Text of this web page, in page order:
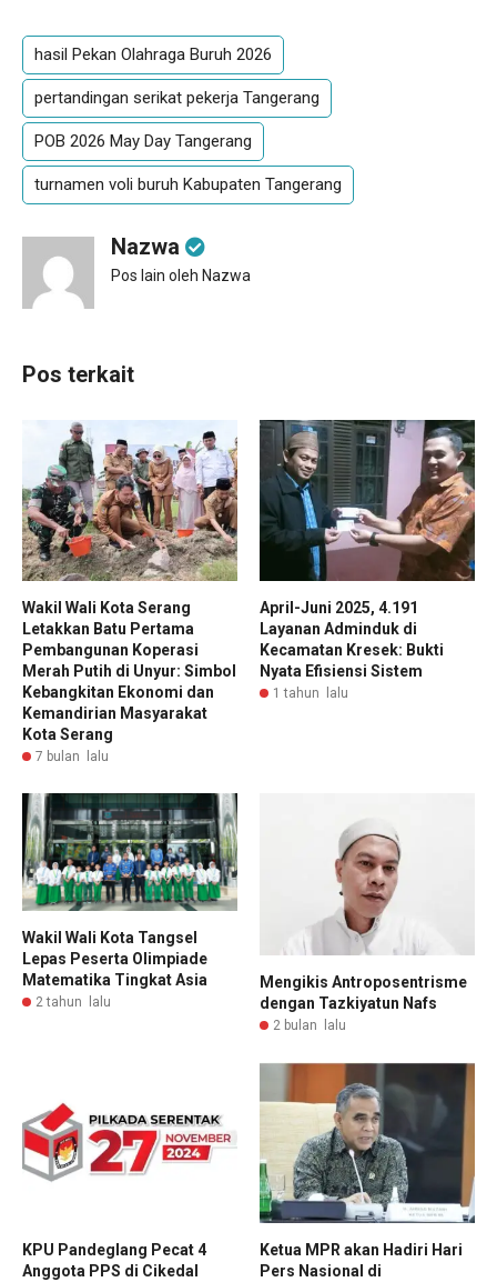
hasil Pekan Olahraga Buruh 2026
pertandingan serikat pekerja Tangerang
POB 2026 May Day Tangerang
turnamen voli buruh Kabupaten Tangerang
Nazwa
Pos lain oleh Nazwa
Pos terkait
Wakil Wali Kota Serang
Letakkan Batu Pertama
Pembangunan Koperasi
Merah Putih di Unyur: Simbol
Kebangkitan Ekonomi dan
Kemandirian Masyarakat
Kota Serang
7 bulan lalu
April-Juni 2025, 4.191
Layanan Adminduk di
Kecamatan Kresek: Bukti
Nyata Efisiensi Sistem
1 tahun lalu
Wakil Wali Kota Tangsel
Lepas Peserta Olimpiade
Matematika Tingkat Asia
2 tahun lalu
Mengikis Antroposentrisme
dengan Tazkiyatun Nafs
2 bulan lalu
KPU Pandeglang Pecat 4
Anggota PPS di Cikedal
Ketua MPR akan Hadiri Hari
Pers Nasional di